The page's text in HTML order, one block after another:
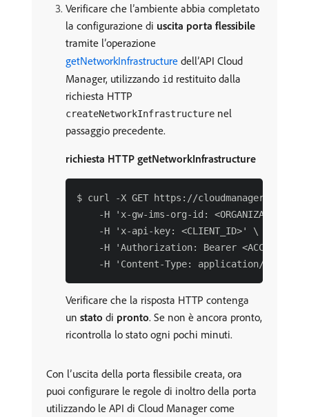
Verificare che l’ambiente abbia completato
la configurazione di uscita porta flessibile
tramite l’operazione
getNetworkInfrastructure dell’API Cloud
Manager, utilizzando id restituito dalla
richiesta HTTP
createNetworkInfrastructure nel
passaggio precedente.
richiesta HTTP getNetworkInfrastructure
$ curl -X GET https://
-H 'x-gw-ims-org-id:
    -H 'x-api-key: <CLIENT_ID>' \
-H 'Authorization: Bearer
Verificare che la risposta HTTP contenga
un stato di pronto. Se non è ancora pronto,
ricontrolla lo stato ogni pochi minuti.
Con l’uscita della porta flessibile creata, ora
puoi configurare le regole di inoltro della porta
utilizzando le API di Cloud Manager come